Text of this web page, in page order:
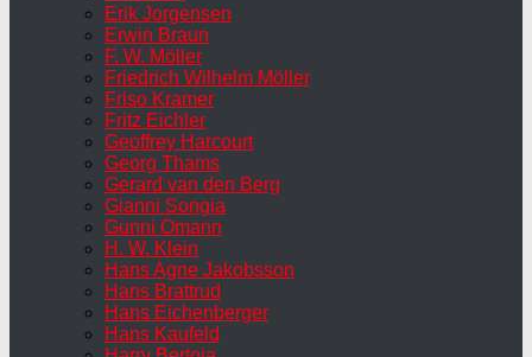
Erik Jorgensen
Erwin Braun
F. W. Möller
Friedrich Wilhelm Möller
Friso Kramer
Fritz Eichler
Geoffrey Harcourt
Georg Thams
Gerard van den Berg
Gianni Songia
Gunni Omann
H. W. Klein
Hans Agne Jakobsson
Hans Brattrud
Hans Eichenberger
Hans Kaufeld